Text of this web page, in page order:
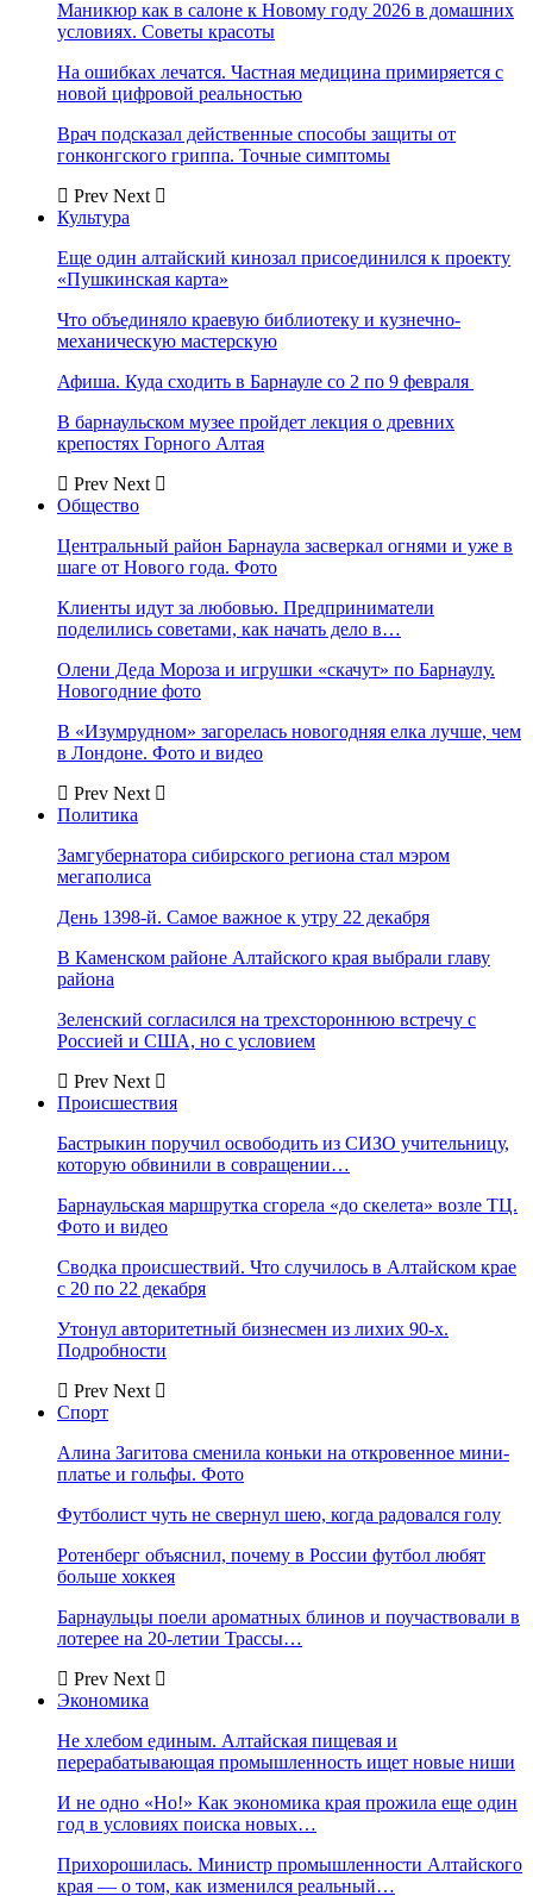
Маникюр как в салоне к Новому году 2026 в домашних
условиях. Советы красоты
На ошибках лечатся. Частная медицина примиряется с
новой цифровой реальностью
Врач подсказал действенные способы защиты от
гонконгского гриппа. Точные симптомы
Prev Next
Культура
Еще один алтайский кинозал присоединился к проекту
«Пушкинская карта»
Что объединяло краевую библиотеку и кузнечно-
механическую мастерскую
Афиша. Куда сходить в Барнауле со 2 по 9 февраля
В барнаульском музее пройдет лекция о древних
крепостях Горного Алтая
Prev Next
Общество
Центральный район Барнаула засверкал огнями и уже в
шаге от Нового года. Фото
Клиенты идут за любовью. Предприниматели
поделились советами, как начать дело в…
Олени Деда Мороза и игрушки «скачут» по Барнаулу.
Новогодние фото
В «Изумрудном» загорелась новогодняя елка лучше, чем
в Лондоне. Фото и видео
Prev Next
Политика
Замгубернатора сибирского региона стал мэром
мегаполиса
День 1398-й. Самое важное к утру 22 декабря
В Каменском районе Алтайского края выбрали главу
района
Зеленский согласился на трехстороннюю встречу с
Россией и США, но с условием
Prev Next
Происшествия
Бастрыкин поручил освободить из СИЗО учительницу,
которую обвинили в совращении…
Барнаульская маршрутка сгорела «до скелета» возле ТЦ.
Фото и видео
Сводка происшествий. Что случилось в Алтайском крае
с 20 по 22 декабря
Утонул авторитетный бизнесмен из лихих 90-х.
Подробности
Prev Next
Спорт
Алина Загитова сменила коньки на откровенное мини-
платье и гольфы. Фото
Футболист чуть не свернул шею, когда радовался голу
Ротенберг объяснил, почему в России футбол любят
больше хоккея
Барнаульцы поели ароматных блинов и поучаствовали в
лотерее на 20-летии Трассы…
Prev Next
Экономика
Не хлебом единым. Алтайская пищевая и
перерабатывающая промышленность ищет новые ниши
И не одно «Но!» Как экономика края прожила еще один
год в условиях поиска новых…
Прихорошилась. Министр промышленности Алтайского
края — о том, как изменился реальный…